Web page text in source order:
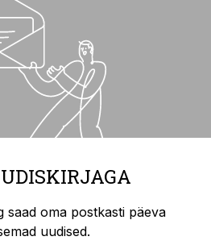
saad oma postkasti päeva
uudised.